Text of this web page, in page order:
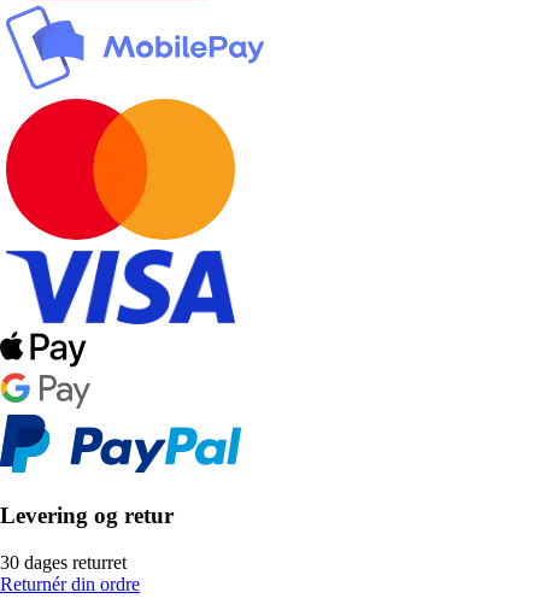
Levering og retur
30 dages returret
Returnér din ordre